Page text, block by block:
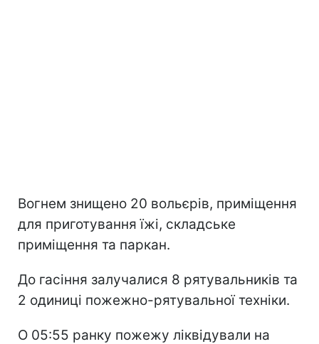
Вогнем знищено 20 вольєрів, приміщення
для приготування їжі, складське
приміщення та паркан.
До гасіння залучалися 8 рятувальників та
2 одиниці пожежно-рятувальної техніки.
О 05:55 ранку пожежу ліквідували на